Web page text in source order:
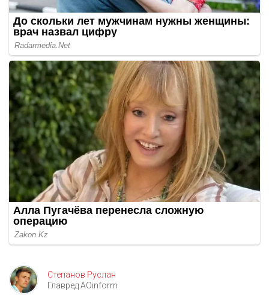
Степанов Руслан
Главред AOinform